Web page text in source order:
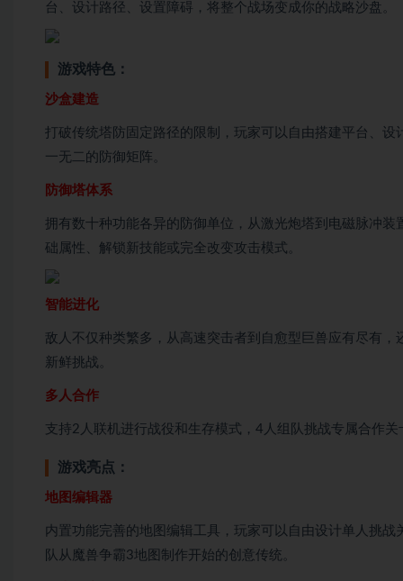
台、设计路径、设置障碍，将整个战场变成你的战略沙盘。
游戏特色：
沙盒建造
打破传统塔防固定路径的限制，玩家可以自由搭建平台、
一无二的防御矩阵。
防御塔体系
拥有数十种功能各异的防御单位，从激光炮塔到电磁脉冲
础属性、解锁新技能或完全改变攻击模式。
智能进化
敌人不仅种类繁多，从高速突击者到自愈型巨兽应有尽有
新鲜挑战。
多人合作
支持2人联机进行战役和生存模式，4人组队挑战专属合作
游戏亮点：
地图编辑器
内置功能完善的地图编辑工具，玩家可以自由设计单人挑
队从魔兽争霸3地图制作开始的创意传统。